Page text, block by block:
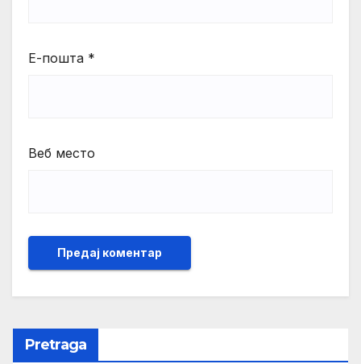
Е-пошта *
Веб место
Pretraga